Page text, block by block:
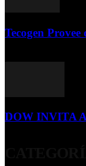
Tecogen
DOW INVITA